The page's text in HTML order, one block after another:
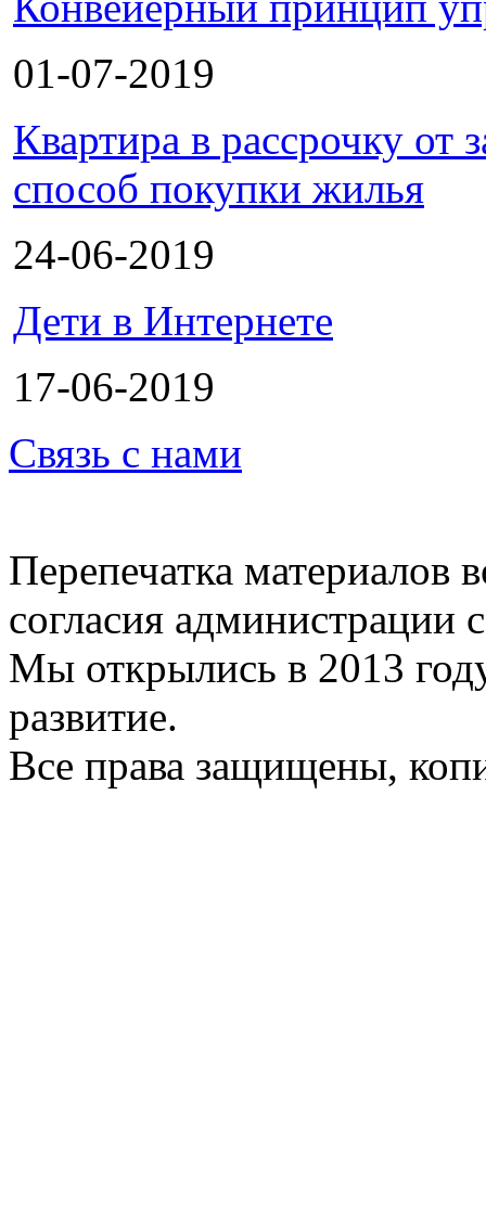
01-07-2019
Квартира в рассрочку
способ покупки жилья
24-06-2019
Дети в Интернете
17-06-2019
Связь с нами
Перепечатка материалов
согласия администрации
Мы открылись в 2013
развитие.
Все права защищены,